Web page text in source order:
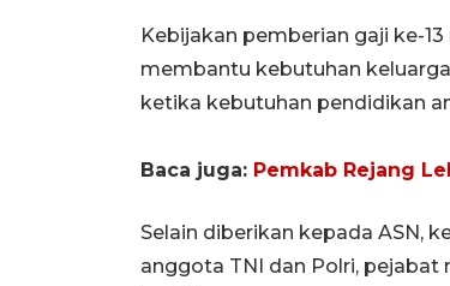
Kebijakan pemberian gaji ke-
membantu kebutuhan
ketika kebutuhan pendidikan
Baca juga: Pemkab Rejang
Selain diberikan kepada ASN,
anggota TNI dan Polri, pejabat